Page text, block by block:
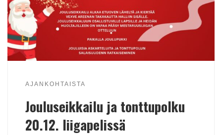
AJANKOHTAISTA
Jouluseikkailu ja tonttupolku
20.12. liigapelissä